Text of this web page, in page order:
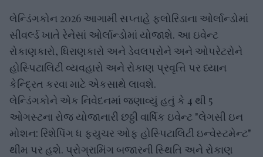
લેન્ડિંગકોન 2026 આગામી સપ્તાહે ફ્લોરિડાના ઓર્લાન્ડોમાં
સીવર્લ્ડ ખાતે રેનેસાં ઓર્લાન્ડોમાં યોજાશે. આ ઇવેન્ટ
રોકાણકારો, ધિરાણકારો અને ડેવલપરોને અને ઓપરેટરોને
હોસ્પિટાલિટી વ્યવહારો અને રોકાણ પ્રવૃત્તિ પર ધ્યાન
કેન્દ્રિત કરવા માટે એકસાથે લાવશે.
લેન્ડિંગકોને એક નિવેદનમાં જણાવ્યું હતું કે 4 થી 5
ઓગસ્ટના રોજ યોજાનારી છઠ્ઠી વાર્ષિક ઇવેન્ટ "લેગસી ઇન
મોશન: રિશેપિંગ ધ ફ્યુચર ઓફ હોસ્પિટાલિટી ઇન્વેસ્ટમેન્ટ"
થીમ પર હશે. પ્રોગ્રામિંગ બજારની સ્થિતિ અને રોકાણ